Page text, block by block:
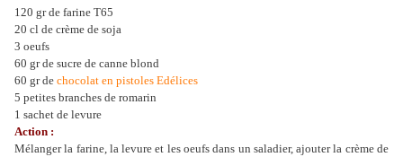
120 gr de farine T65
20 cl de crème de soja
3 oeufs
60 gr de sucre de canne blond
60 gr de chocolat en pistoles Edélices
5 petites branches de romarin
1 sachet de levure
Action :
Mélanger la farine, la levure et les oeufs dans un saladier, ajouter la crème de